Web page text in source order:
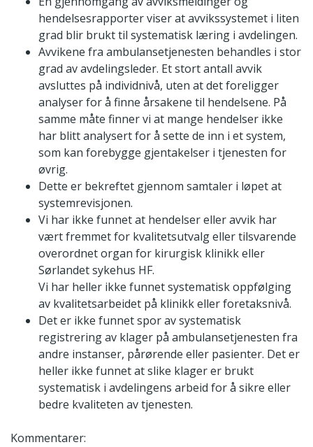
hendelsesrapporter viser at avvikssystemet i liten
grad blir brukt til systematisk læring i avdelingen.
Avvikene fra ambulansetjenesten behandles i stor
grad av avdelingsleder. Et stort antall avvik
avsluttes på individnivå, uten at det foreligger
analyser for å finne årsakene til hendelsene. På
samme måte finner vi at mange hendelser ikke
har blitt analysert for å sette de inn i et system,
som kan forebygge gjentakelser i tjenesten for
øvrig.
Dette er bekreftet gjennom samtaler i løpet at
systemrevisjonen.
Vi har ikke funnet at hendelser eller avvik har
vært fremmet for kvalitetsutvalg eller tilsvarende
overordnet organ for kirurgisk klinikk eller
Sørlandet sykehus HF.
Vi har heller ikke funnet systematisk oppfølging
av kvalitetsarbeidet på klinikk eller foretaksnivå.
Det er ikke funnet spor av systematisk
registrering av klager på ambulansetjenesten fra
andre instanser, pårørende eller pasienter. Det er
heller ikke funnet at slike klager er brukt
systematisk i avdelingens arbeid for å sikre eller
bedre kvaliteten av tjenesten.
Kommentarer: